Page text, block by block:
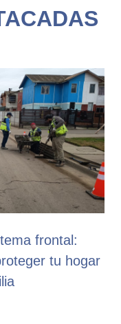
frontal:
tu hogar